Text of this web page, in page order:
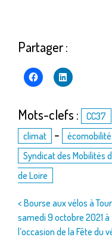
Partager :
Mots-clefs : CC37
climat - écomobilité
Syndicat des Mobilités
de Loire
Navigation
de
< Bourse aux vélos à
samedi 9 octobre 2021 à
l’occasion de la Fête du